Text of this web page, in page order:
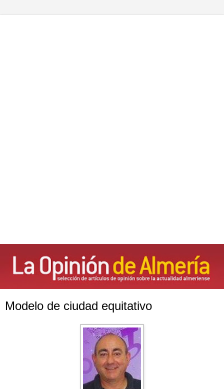
Modelo de ciudad equitativo